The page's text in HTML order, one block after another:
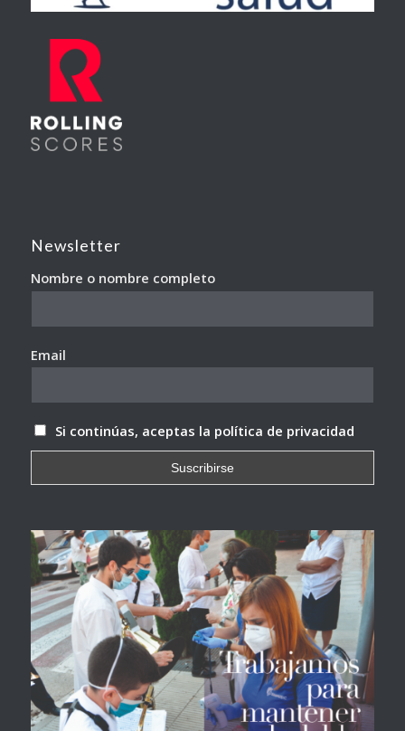
Newsletter
Nombre o nombre completo
Email
Si continúas, aceptas la política de privacidad